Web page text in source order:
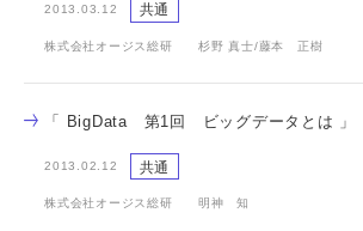
2013.03.12 共通
株式会社オージス総研 杉野 真士/藤本 正樹
「 BigData 第1回 ビッグデータとは 」
2013.02.12 共通
株式会社オージス総研 明神 知